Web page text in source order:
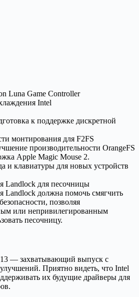
Luna Game Controller
Intel
к поддержке дискретной
монтирования для F2FS
производительности OrangeFS
Apple Magic Mouse 2.
и клавиатуры для новых устройств
Landlock для песочницы
Landlock должна помочь смягчить
позволяя
или непривилегированным
песочницу.
— захватывающий выпуск с
Приятно видеть, что Intel
их будущие драйверы для